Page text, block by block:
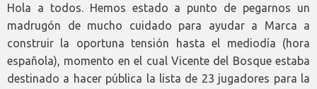
Hola a todos. Hemos estado a punto de pegarnos un
madrugón de mucho cuidado para ayudar a Marca a
construir la oportuna tensión hasta el mediodía (hora
española), momento en el cual Vicente del Bosque estaba
destinado a hacer pública la lista de 23 jugadores para la